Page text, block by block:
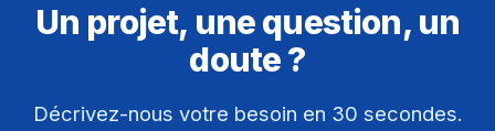
Un projet, une question, un
doute ?
Décrivez-nous votre besoin en 30 secondes.